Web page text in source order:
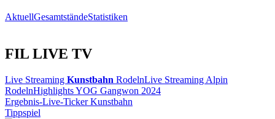
AktuellGesamtständeStatistiken
FIL LIVE TV
Live Streaming Kunstbahn RodelnLive Streaming Alpin
RodelnHighlights YOG Gangwon 2024
Ergebnis-Live-Ticker Kunstbahn
Tippspiel